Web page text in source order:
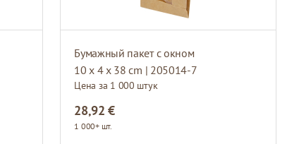
Бумажный пакет с окном
10 x 4 x 38 cm | 205014-7
Цена за 1 000 штук
28,92 €
1 000+ шт.